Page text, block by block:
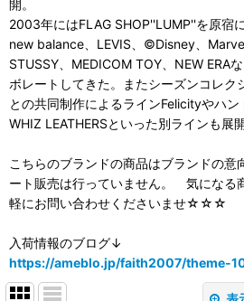
開。
2003年にはFLAG SHOP''LUMP''を原宿
new balance、LEVIS、©Disney、
STUSSY、MEDICOM TOY、NEW ERA
ボレートしてきた。またシーズンコレク
との共同制作によるラインFelicityやハ
WHIZ LEATHERSといった別ラインも展
こちらのブランドの商品はブランドの意
ート販売は行っていません。 気になる
軽にお問い合わせくださいませ☆☆☆
入荷情報のブログ↓
https://ameblo.jp/faith2007/theme-